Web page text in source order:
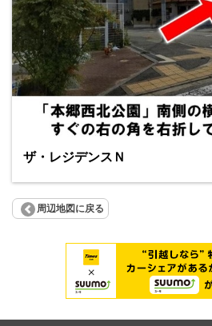
ザ・レジデンスＮ
周辺地図に戻る